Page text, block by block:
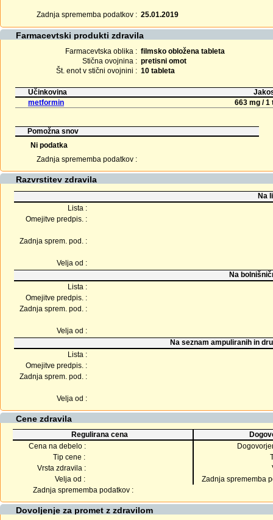
Zadnja sprememba podatkov : 25.01.2019
Farmacevtski produkti zdravila
Farmacevtska oblika : filmsko obložena tableta
Stična ovojnina : pretisni omot
Št. enot v stični ovojnini : 10 tableta
Učinkovina
metformin
663 mg / 1
Pomožna snov
Ni podatka
Zadnja sprememba podatkov :
Razvrstitev zdravila
Na
Lista :
Omejitve predpis. :
Zadnja sprem. pod. :
Velja od :
Na
Lista :
Omejitve predpis. :
Zadnja sprem. pod. :
Velja od :
Na seznam ampuliranih in
Lista :
Omejitve predpis. :
Zadnja sprem. pod. :
Velja od :
Cene zdravila
Regulirana cena
Cena na debelo :
Tip cene :
Vrsta zdravila :
Velja od :
Zadnja sprememba
Zadnja sprememba podatkov :
Dovoljenje za promet z zdravilom